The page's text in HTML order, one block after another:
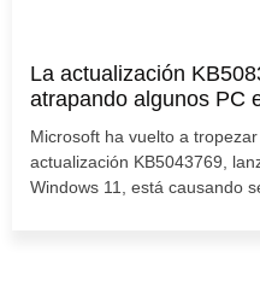
La actualización
atrapando algunos PC
Microsoft ha vuelto a
actualización KB5043769,
Windows 11, está causando